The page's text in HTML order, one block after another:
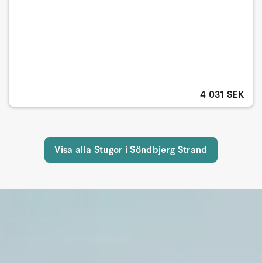
4 031 SEK
Visa alla Stugor i Söndbjerg Strand